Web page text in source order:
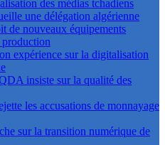
des médias tchadiens
une délégation algérienne
de nouveaux équipements
expérience sur la digitalisation
insiste sur la qualité des
les accusations de monnayage
sur la transition numérique de